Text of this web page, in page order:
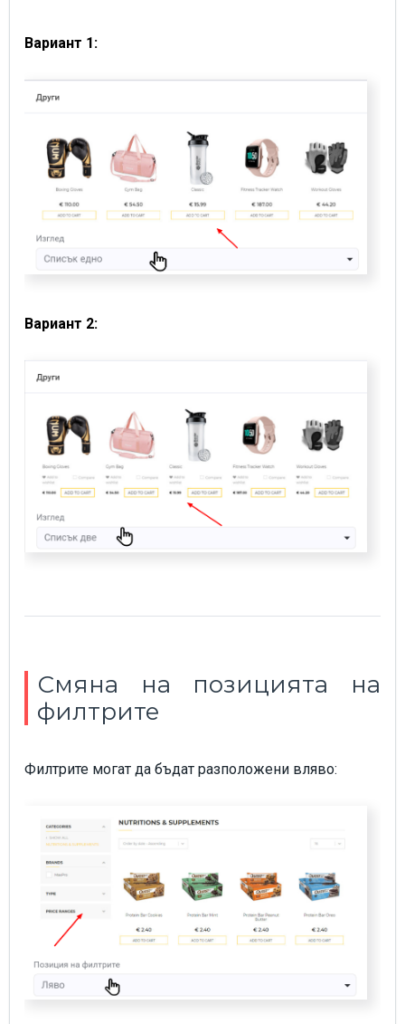
Вариант 1:
Вариант 2:
Смяна на позицията на
филтрите
Филтрите могат да бъдат разположени вляво: